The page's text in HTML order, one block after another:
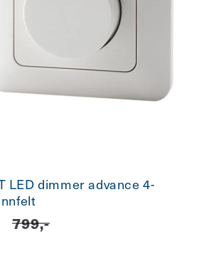
LED dimmer advance 4-
Vanlig
799,-